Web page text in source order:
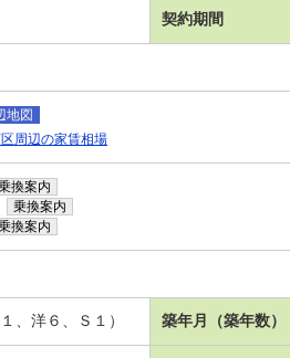
契約期間
地図
周辺の家賃相場
換案内
乗換案内
換案内
、洋６、Ｓ１） 築年月（築年数）